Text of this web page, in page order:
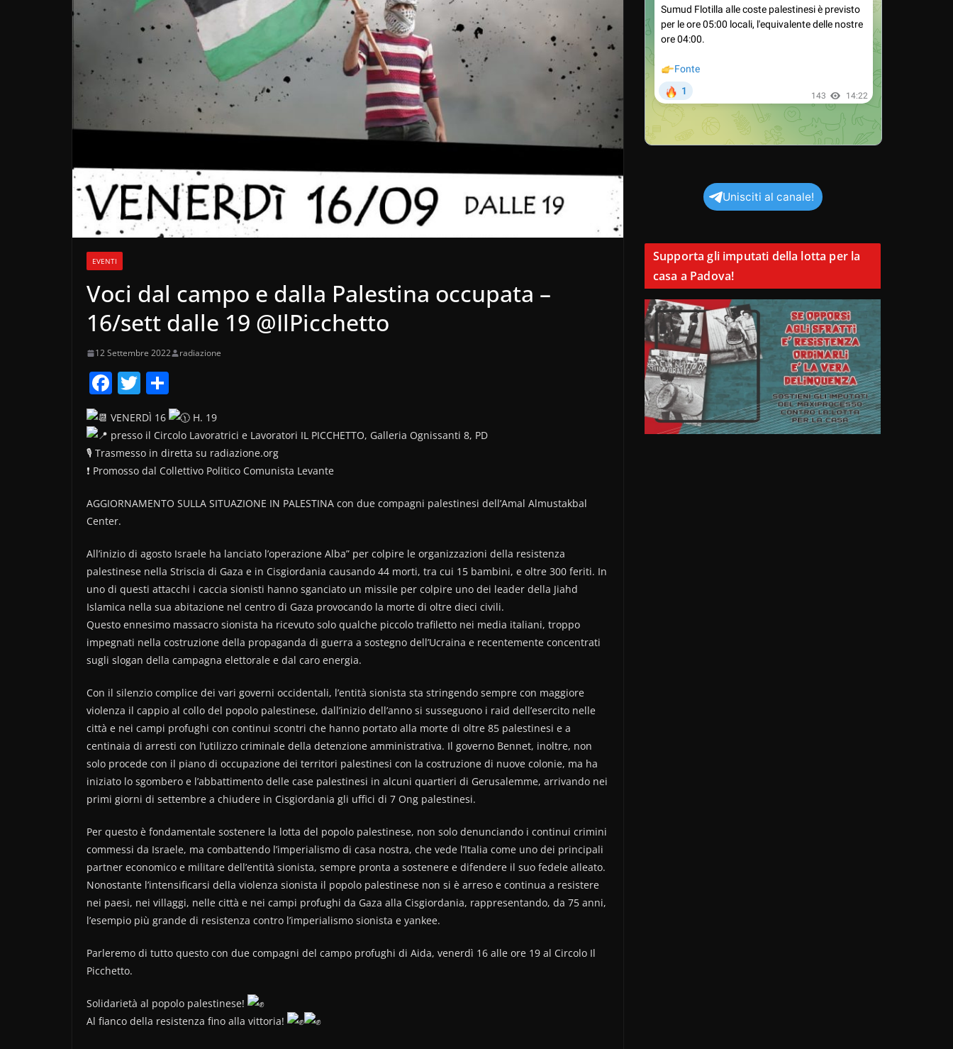
EVENTI
Voci dal campo e dalla Palestina occupata –
16/sett dalle 19 @IlPicchetto
12 Settembre 2022 radiazione
F
c
e
b
o
o
k
T
w
itt
er
o
n
di
vi
di
VENERDÌ 16
H. 19
presso il Circolo Lavoratrici e Lavoratori IL PICCHETTO, Galleria Ognissanti 8, PD
🎙 Trasmesso in diretta su radiazione.org
❗ Promosso dal Collettivo Politico Comunista Levante
AGGIORNAMENTO SULLA SITUAZIONE IN PALESTINA con due compagni palestinesi dell’Amal Almustakbal
Center.
All’inizio di agosto Israele ha lanciato l’operazione Alba” per colpire le organizzazioni della resistenza
palestinese nella Striscia di Gaza e in Cisgiordania causando 44 morti, tra cui 15 bambini, e oltre 300 feriti. In
uno di questi attacchi i caccia sionisti hanno sganciato un missile per colpire uno dei leader della Jiahd
Islamica nella sua abitazione nel centro di Gaza provocando la morte di oltre dieci civili.
Questo ennesimo massacro sionista ha ricevuto solo qualche piccolo trafiletto nei media italiani, troppo
impegnati nella costruzione della propaganda di guerra a sostegno dell’Ucraina e recentemente concentrati
sugli slogan della campagna elettorale e dal caro energia.
Con il silenzio complice dei vari governi occidentali, l’entità sionista sta stringendo sempre con maggiore
violenza il cappio al collo del popolo palestinese, dall’inizio dell’anno si susseguono i raid dell’esercito nelle
città e nei campi profughi con continui scontri che hanno portato alla morte di oltre 85 palestinesi e a
centinaia di arresti con l’utilizzo criminale della detenzione amministrativa. Il governo Bennet, inoltre, non
solo procede con il piano di occupazione dei territori palestinesi con la costruzione di nuove colonie, ma ha
iniziato lo sgombero e l’abbattimento delle case palestinesi in alcuni quartieri di Gerusalemme, arrivando nei
primi giorni di settembre a chiudere in Cisgiordania gli uffici di 7 Ong palestinesi.
Per questo è fondamentale sostenere la lotta del popolo palestinese, non solo denunciando i continui crimini
commessi da Israele, ma combattendo l’imperialismo di casa nostra, che vede l’Italia come uno dei principali
partner economico e militare dell’entità sionista, sempre pronta a sostenere e difendere il suo fedele alleato.
Nonostante l’intensificarsi della violenza sionista il popolo palestinese non si è arreso e continua a resistere
nei paesi, nei villaggi, nelle città e nei campi profughi da Gaza alla Cisgiordania, rappresentando, da 75 anni,
l’esempio più grande di resistenza contro l’imperialismo sionista e yankee.
Parleremo di tutto questo con due compagni del campo profughi di Aida, venerdì 16 alle ore 19 al Circolo Il
Picchetto.
Solidarietà al popolo palestinese!
Al fianco della resistenza fino alla vittoria!
Unisciti al canale!
Supporta gli imputati della lotta per la
casa a Padova!